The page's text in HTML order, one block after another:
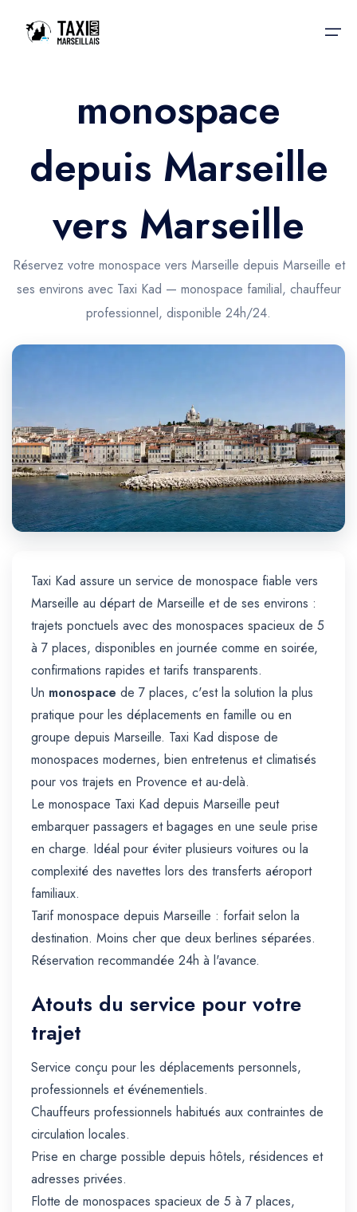
Accueil
Nos services
Nos services
Trajet Gare SNCF
Trajet Port croisière
Trajet Séminaire
Trajet Santé
Taxis aéroport
Réservation
Actualités & évènements
Contactez-nous
monospace
depuis Marseille
vers Marseille
Réservez votre monospace vers Marseille depuis Marseille et
ses environs avec Taxi Kad — monospace familial, chauffeur
professionnel, disponible 24h/24.
Taxi Kad assure un service de monospace fiable vers
Marseille au départ de Marseille et de ses environs :
trajets ponctuels avec des monospaces spacieux de 5
à 7 places, disponibles en journée comme en soirée,
confirmations rapides et tarifs transparents.
Un monospace de 7 places, c'est la solution la plus
pratique pour les déplacements en famille ou en
groupe depuis Marseille. Taxi Kad dispose de
monospaces modernes, bien entretenus et climatisés
pour vos trajets en Provence et au-delà.
Le monospace Taxi Kad depuis Marseille peut
embarquer passagers et bagages en une seule prise
en charge. Idéal pour éviter plusieurs voitures ou la
complexité des navettes lors des transferts aéroport
familiaux.
Tarif monospace depuis Marseille : forfait selon la
destination. Moins cher que deux berlines séparées.
Réservation recommandée 24h à l'avance.
Atouts du service pour votre
trajet
Service conçu pour les déplacements personnels,
professionnels et événementiels.
Chauffeurs professionnels habitués aux contraintes de
circulation locales.
Prise en charge possible depuis hôtels, résidences et
adresses privées.
Flotte de monospaces spacieux de 5 à 7 places,